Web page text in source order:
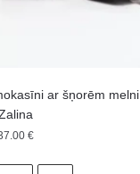
ar šņorēm melni
€